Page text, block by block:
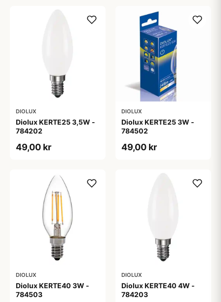
DIOLUX
Diolux KERTE25 3,5W -
784202
49,00 kr
DIOLUX
Diolux KERTE25 3W -
784502
49,00 kr
DIOLUX
Diolux KERTE40 3W -
784503
DIOLUX
Diolux KERTE40 4W -
784203